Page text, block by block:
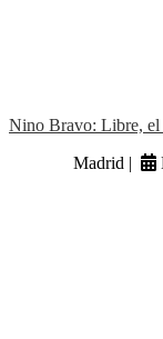
Nino Bravo: Libre, el
Madrid |